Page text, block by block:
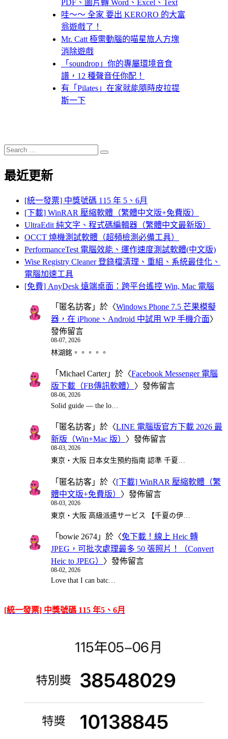
PDF、圖片轉 Word、Excel、Text
哇～～ 全家 要出 KERORO 的大富
翁遊戲了！
Mr. Catt 極需動腦的喵星旅人方塊
消除遊戲
「soundrop」你的專屬環境音食
譜，12 種聲音任你配！
有「Pilates」在家就能隨時皮拉提
斯一下
Search
for:
Search
最近更新
[統一發票] 中獎號碼 115 年 5、6月
[下載] WinRAR 壓縮軟體（繁體中文版+免費版）
UltraEdit 純文字、程式碼編輯器（繁體中文最新版）
OCCT 燒機測試軟體（超頻檢測必備工具）
PerformanceTest 電腦效能、運作速度測試軟體(中文版)
Wise Registry Cleaner 登錄檔清理、重組、系統最佳化、
電腦加速工具
[免費] AnyDesk 遠端桌面：跨平台遙控 Win, Mac 電腦
「 匿名訪客 」於〈Windows Phone 7.5 芒果模擬
器，在 iPhone、Android 中試用 WP 手機介面〉
發佈留言
08-07, 2026
林湖銘。。。。。
「 Michael Carter」於〈Facebook Messenger 電腦
版下載（FB傳訊軟體）
〉發佈留言
08-06, 2026
Solid guide — the lo…
「 匿名訪客 」於〈LINE 電腦版官方下載 2026 最
新版（Win+Mac 版） 〉發佈留言
08-03, 2026
東京・大阪 日本女生預約指南 認準 千夏…
「 匿名訪客 」於〈[下載] WinRAR 壓縮軟體（繁
體中文版+免費版） 〉發佈留言
08-03, 2026
東京・大阪 高級派遣サービス 【千夏の伊…
「 bowie 2674 」於〈免下載！線上 Heic 轉
JPEG，可批次處理最多 50 張照片！（Convert
Heic to JPEG） 〉發佈留言
08-02, 2026
Love that I can batc…
[統一發票] 中獎號碼 115 年5、6月